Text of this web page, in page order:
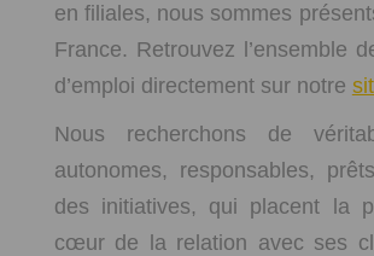
en filiales, nous sommes
France. Retrouvez l’ensemble
d’emploi directement sur notre
Nous recherchons de
autonomes, responsables,
des initiatives, qui placent la
cœur de la relation avec ses